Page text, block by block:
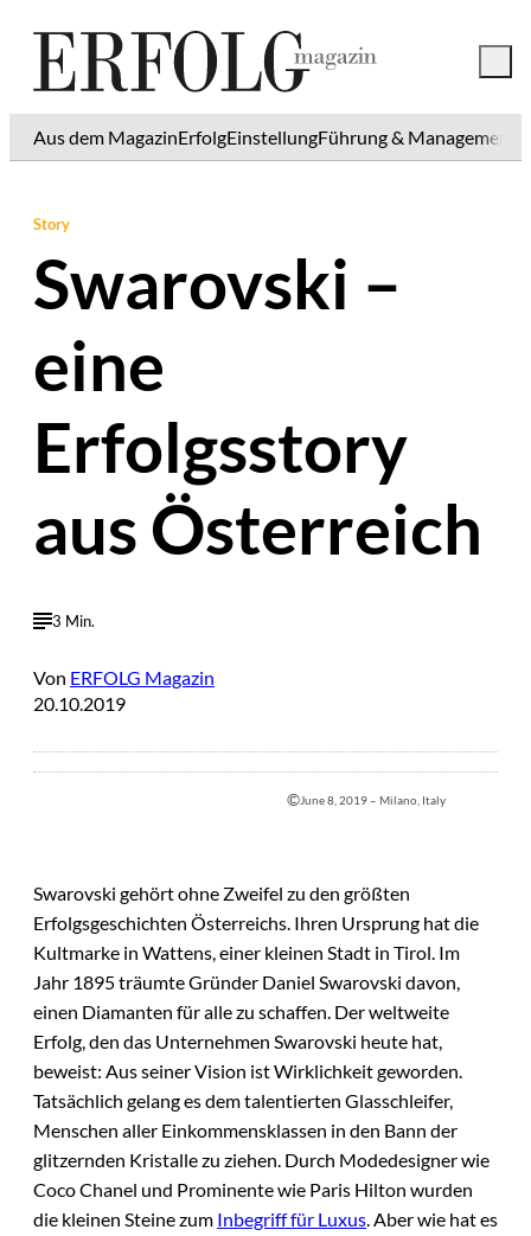
Aus dem MagazinErfolgEinstellungFührung & Management
Story
Swarovski –
eine
Erfolgsstory
aus Österreich
3 Min.
Von ERFOLG Magazin
20.10.2019
©June 8, 2019 – Milano, Italy
Swarovski gehört ohne Zweifel zu den größten
Erfolgsgeschichten Österreichs. Ihren Ursprung hat die
Kultmarke in Wattens, einer kleinen Stadt in Tirol. Im
Jahr 1895 träumte Gründer Daniel Swarovski davon,
einen Diamanten für alle zu schaffen. Der weltweite
Erfolg, den das Unternehmen Swarovski heute hat,
beweist: Aus seiner Vision ist Wirklichkeit geworden.
Tatsächlich gelang es dem talentierten Glasschleifer,
Menschen aller Einkommensklassen in den Bann der
glitzernden Kristalle zu ziehen. Durch Modedesigner wie
Coco Chanel und Prominente wie Paris Hilton wurden
die kleinen Steine zum Inbegriff für Luxus. Aber wie hat es